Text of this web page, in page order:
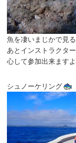
魚を凄いまじかで見
あとインストラクタ
心して参加出来ますよ
シュノーケリング